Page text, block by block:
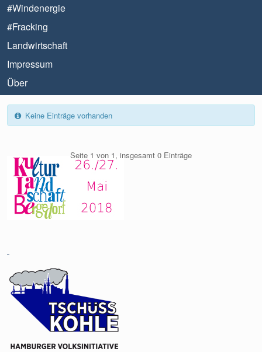
#Windenergie
#Fracking
Landwirtschaft
Impressum
Über
Keine Einträge vorhanden
Seite 1 von 1, insgesamt 0 Einträge